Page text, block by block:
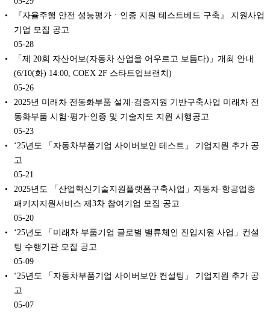
『자율주행 안전 성능평가ㆍ인증 지원 테스트베드 구축』 지원사업
기업 모집 공고
05-28
「제 20회 자산어보(자동차 산업을 어우르고 보듬다)」개최 안내
(6/10(화) 14:00, COEX 2F 스타트업브랜치)
05-26
2025년 미래차 전동화부품 설계·검증지원 기반구축사업 미래차 전
동화부품 시험·평가·인증 및 기술지도 지원 시행공고
05-23
‘25년도 「자동차부품기업 사이버보안 테스트」 기업지원 추가 공
고
05-21
2025년도 「산업혁신기술지원플랫폼구축사업」자동차·항공업종
패키지지원서비스 제3차 참여기업 모집 공고
05-20
‘25년도 「미래차 부품기업 글로벌 밸류체인 진입지원 사업」컨설
팅 수행기관 모집 공고
05-09
‘25년도 「자동차부품기업 사이버보안 컨설팅」 기업지원 추가 공
고
05-07